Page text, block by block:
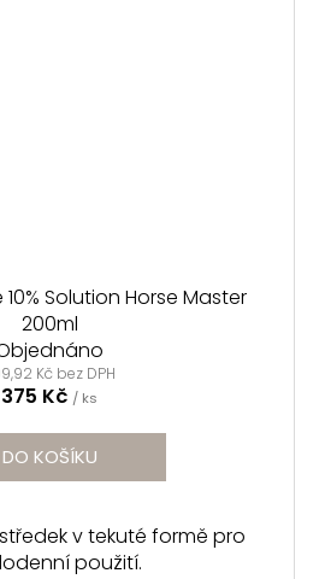
Solution Horse Master
200ml
Kč bez DPH
375 Kč / ks
DO KOŠÍKU
v tekuté formě pro
použití.